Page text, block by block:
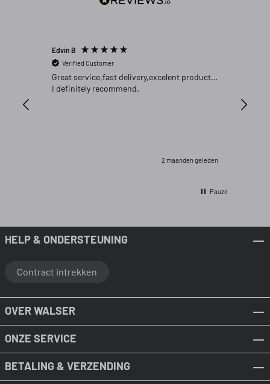
Edvin B
Verified Customer
Great service,fast delivery,excelent product…
I definitely recommend.
2 maanden geleden
Pauze
HELP & ONDERSTEUNING
Contract intrekken
OVER WALSER
ONZE SERVICE
BETALING & VERZENDING